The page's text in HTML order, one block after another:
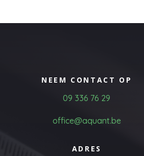
NEEM CONTACT OP
09 336 76 29
office@aquant.be
ADRES